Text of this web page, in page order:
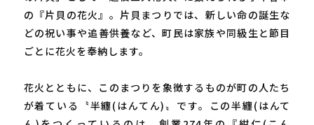
の『片貝の花火』。片貝まつりでは、新しい命の誕生な
どの祝い事や追善供養など、町民は家族や同級生と節目
ごとに花火を奉納します。
花火とともに、このまつりを象徴するものが町の人たち
が着ている〝半纏(はんてん)〟です。この半纏(はんて